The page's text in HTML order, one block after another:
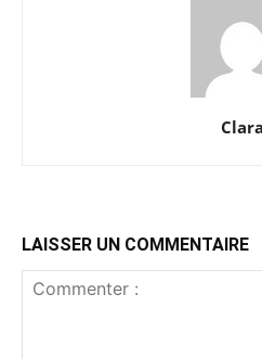
Clara
LAISSER UN COMMENTAIRE